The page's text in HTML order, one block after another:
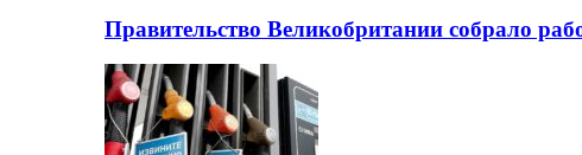
Правительство Великобритании собрало